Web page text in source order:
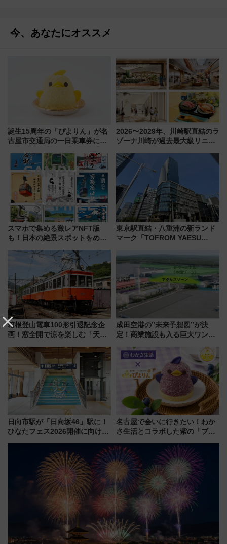
今、あなたにオススメ
誕生15周年の「ぴよりん」が名
古屋市交通局の一日乗車券に！
定1万5000枚】
2026〜2029年、川崎駅直結のラ
ゾーナ川崎が過去最大級リニュ
「いつから何が変わるか」徹底
解説！
スマホで集める激レアNFT版
も！日本の絶景スポットをめぐ
ん)」企画がスタート
東京駅直結・八重洲の新ランド
マーク「TOFROM YAESU
ないバスターミナル直結でスキ
マ時間が充実
箱根登山電車100形引退記念企
画！窓全開で涼を楽しむ「天然
発売
成田空港の”未来予想図”が決
定！商業施設も入る巨大ワンタ
で新型特急が品川･羽田とを結
ぶ！ JR空港駅は2面3線化！
日向市駅が「日向坂46」駅に！
ひなたフェス2026開催に向けJR
全力応援 夜行列車「ドリーム
おひさま号」も走る
名古屋で会いに行きたい！わか
さ生活とコラボした紫の「ブル
売